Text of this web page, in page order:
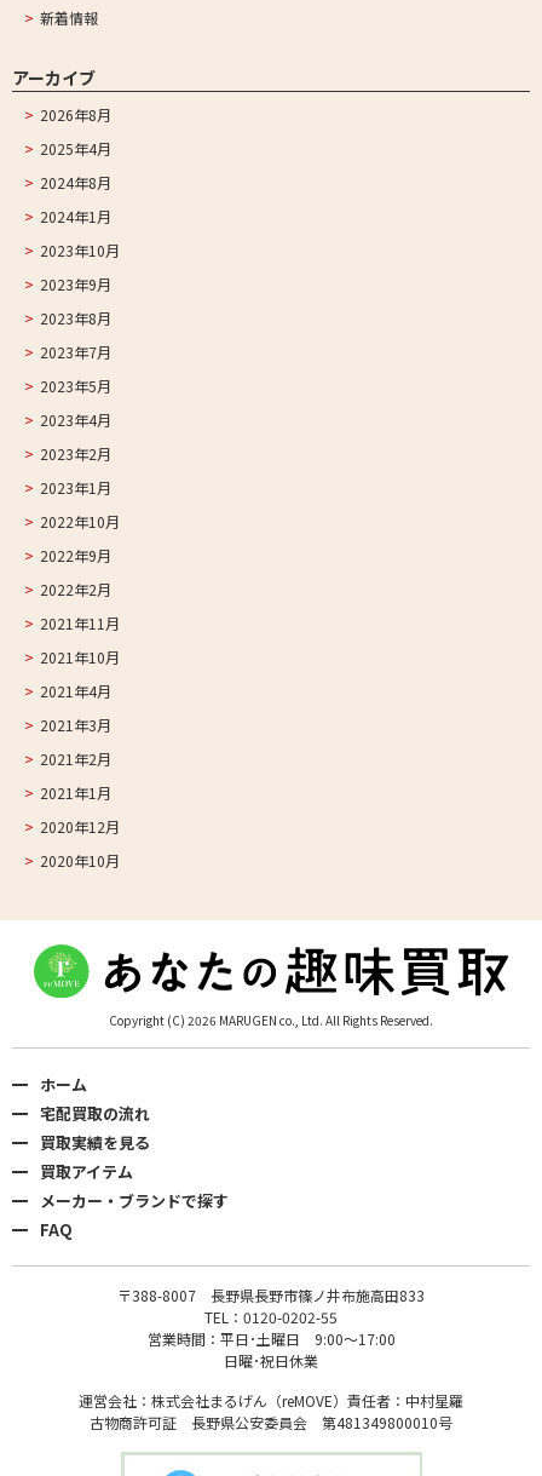
新着情報
アーカイブ
2026年8月
2025年4月
2024年8月
2024年1月
2023年10月
2023年9月
2023年8月
2023年7月
2023年5月
2023年4月
2023年2月
2023年1月
2022年10月
2022年9月
2022年2月
2021年11月
2021年10月
2021年4月
2021年3月
2021年2月
2021年1月
2020年12月
2020年10月
Copyright (C) 2026 MARUGEN co., Ltd. All Rights Reserved.
ホーム
宅配買取の流れ
買取実績を見る
買取アイテム
メーカー・ブランドで探す
FAQ
〒388-8007 長野県長野市篠ノ井布施高田833
TEL：0120-0202-55
営業時間：平日･土曜日 9:00〜17:00
日曜･祝日休業
運営会社：株式会社まるげん（reMOVE）責任者：中村星羅
古物商許可証 長野県公安委員会 第481349800010号